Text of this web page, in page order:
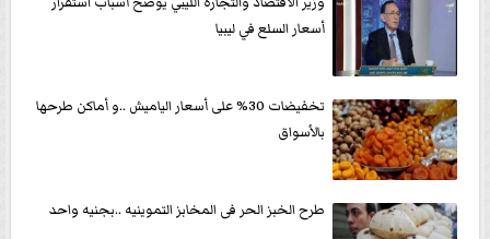
أسعار السلع في ليبيا
تخفيضات 30% على أسعار الياميش ..و أماكن طرحها
بالأسواق
طرح الخبز الحر فى المخابز التموينيه ..بجنيه واحد